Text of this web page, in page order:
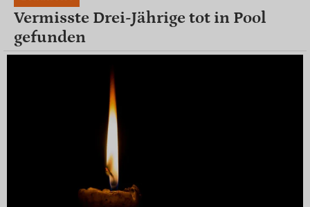
Vermisste Drei-Jährige tot in Pool
gefunden